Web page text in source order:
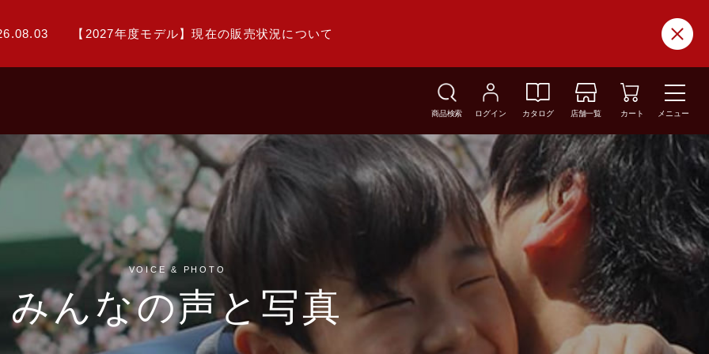
【2027年度モデル】現在の販売状況について
商品検索 ログイン カタログ 店舗一覧 カート メニュー
VOICE & PHOTO
みんなの声と写真